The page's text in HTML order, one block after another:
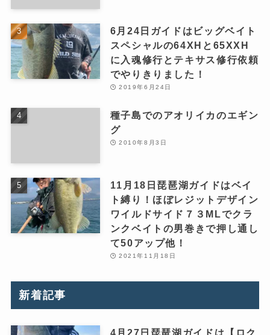
6月24日ガイドはビッグベイト
スペシャルの64XHと65XXH
に入魂修行とテキサス修行依頼
でやりきりました！
2019年6月24日
種子島でのアオリイカのエギン
グ
2010年8月3日
11月18日琵琶湖ガイドはベイ
ト縛り！ほぼレジットデザイン
ワイルドサイド７３MLでクラ
ンクベイトの男巻きで押し通し
て50アップ他！
2021年11月18日
新着記事
4月27日琵琶湖ガイドは【ロク